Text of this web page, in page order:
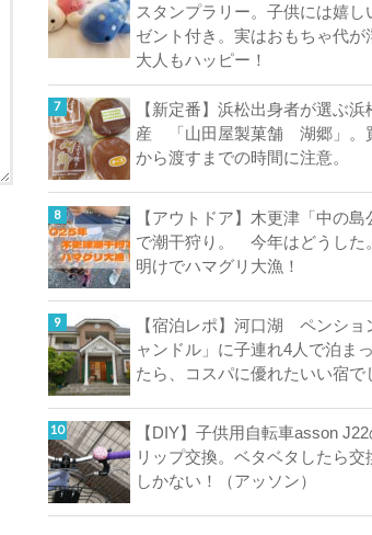
スタンプラリー。子供には嬉し
ゼント付き。実はおもちゃ代が
大人もハッピー！
【新定番】浜松出身者が選ぶ浜
産 「山田屋製菓舗 湖郷」。
から渡すまでの時間に注意。
【アウトドア】木更津「中の島
で潮干狩り。 今年はどうした
明けでハマグリ大漁！
【宿泊レポ】河口湖 ペンショ
ャンドル」に子連れ4人で泊ま
たら、コスパに優れたいい宿で
【DIY】子供用自転車asson
リップ交換。ベタベタしたら交
しかない！（アッソン）